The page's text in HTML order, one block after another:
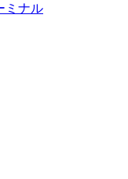
ミナル